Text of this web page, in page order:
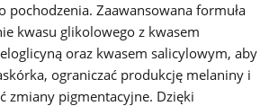
pochodzenia. Zaawansowana formuła
kwasu glikolowego z kwasem
oraz kwasem salicylowym, aby
ograniczać produkcję melaniny i
zmiany pigmentacyjne. Dzięki